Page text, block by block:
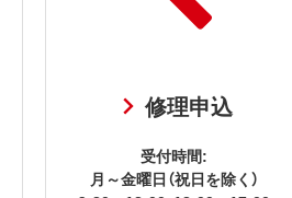
修理申込
受付時間:
月～金曜日（祝日を除く）